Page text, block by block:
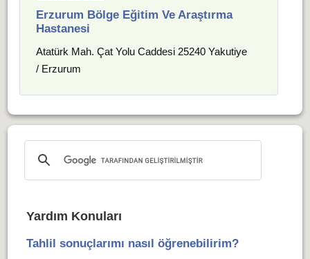
Erzurum Bölge Eğitim Ve Araştırma
Hastanesi
Atatürk Mah. Çat Yolu Caddesi 25240 Yakutiye
/ Erzurum
Yardım Konuları
Tahlil sonuçlarımı nasıl öğrenebilirim?